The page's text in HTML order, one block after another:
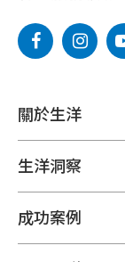
關於生洋
生洋洞察
成功案例